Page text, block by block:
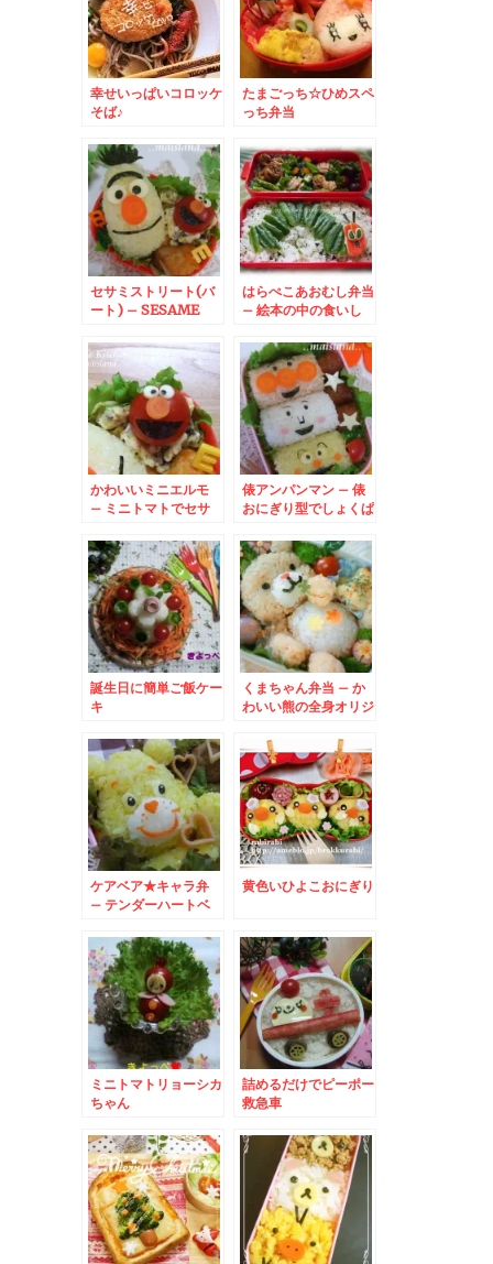
幸せいっぱいコロッケ
そば♪
たまごっち☆ひめスペ
っち弁当
セサミストリート(バ
ート) – SESAME
BERT☆
はらぺこあおむし弁当
– 絵本の中の食いし
かわいいミニエルモ
– ミニトマトでセサ
ELMO
俵アンパンマン – 俵
おにぎり型でしょくぱ
ンも一緒☆
誕生日に簡単ご飯ケー
キ
くまちゃん弁当 – か
わいい熊の全身オリジ
ケアベア★キャラ弁
– テンダーハートベ
決め手★
黄色いひよこおにぎり
ミニトマトリョーシカ
ちゃん
詰めるだけでピーポー
救急車